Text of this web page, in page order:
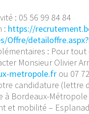
: 05 56 99 84 84
: https://
Offre/
: Pour
Monsieur Olivier
metropole.fr ou 07
candidature (lettre
à Bordeaux-
et mobilité –